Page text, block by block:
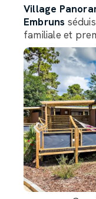
Village
Embruns
familiale et